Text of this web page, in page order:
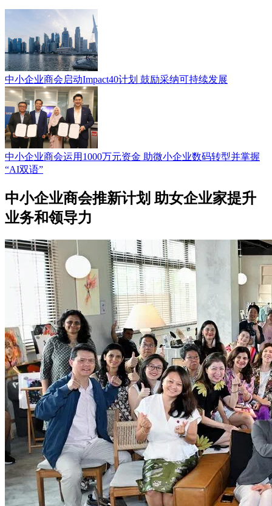
中小企业商会启动Impact40计划 鼓励采纳可持续发展
中小企业商会运用1000万元资金 助微小企业数码转型并掌握
“AI双语”
中小企业商会推新计划 助女企业家提升
业务和领导力